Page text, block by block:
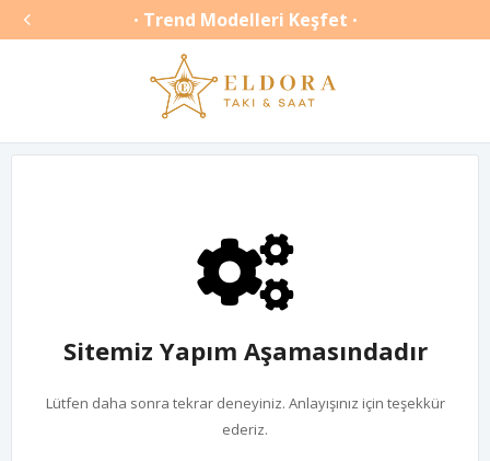
 • Trend Modelleri Keşfet •
Sitemiz Yapım Aşamasındadır
Lütfen daha sonra tekrar deneyiniz. Anlayışınız için teşekkür
ederiz.